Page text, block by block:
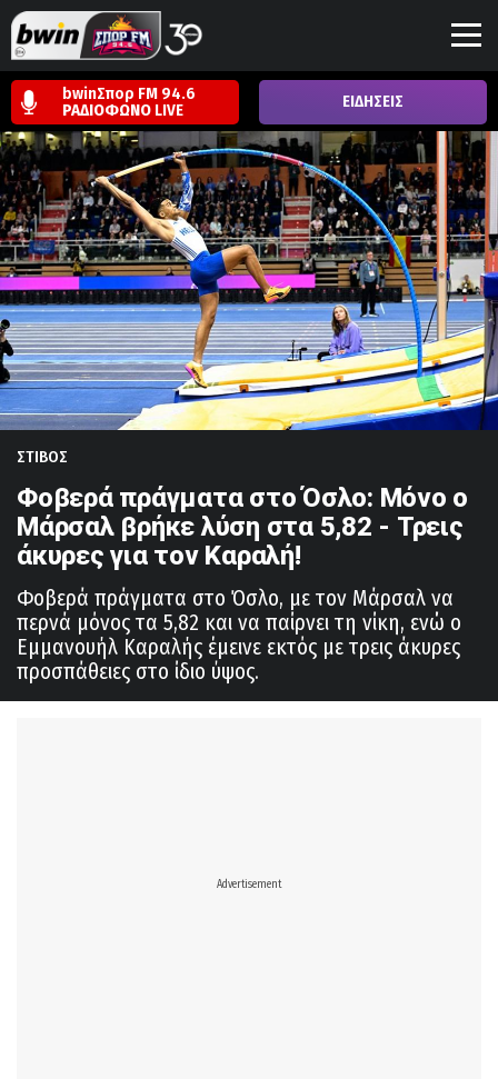
bwinΣπορ FM 94.6
ΡΑΔΙΟΦΩΝΟ LIVE ΕΙΔΗΣΕΙΣ
ΣΤΙΒΟΣ
Φοβερά πράγματα στο Όσλο: Μόνο ο
Μάρσαλ βρήκε λύση στα 5,82 - Τρεις
άκυρες για τον Καραλή!
Φοβερά πράγματα στο Όσλο, με τον Μάρσαλ να
περνά μόνος τα 5,82 και να παίρνει τη νίκη, ενώ ο
Εμμανουήλ Καραλής έμεινε εκτός με τρεις άκυρες
προσπάθειες στο ίδιο ύψος.